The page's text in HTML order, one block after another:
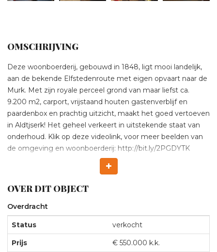
OMSCHRIJVING
Verkocht:
Eysingapad
10,
ALDTSJERK
Deze woonboerderij, gebouwd in 1848, ligt mooi landelijk,
aan de bekende Elfstedenroute met eigen opvaart naar de
Murk. Met zijn royale perceel grond van maar liefst ca.
9.200 m2, carport, vrijstaand houten gastenverblijf en
paardenbox en prachtig uitzicht, maakt het goed vertoeven
in Aldtjserk! Het geheel verkeert in uitstekende staat van
onderhoud. Klik op deze videolink, voor meer beelden van
de omgeving en woonboerderij: http://bit.ly/2PGDYTK
Begane grond: entree, hal, woonkamer met originele
bedstee-wand en houtkachel, woonkeuken met moderne
toilet, 1 slaapkamer, badkamer voorzien van douche, ligbad
en vaste wastafel, bijkeuken, inpandige schuur en stalling,
buitenberging, paardenbox en groentetuin met kas. Het
geheel is voorzien van een gasketel (huur).
OVER DIT OBJECT
Overdracht
Status verkocht
Prijs € 550.000 k.k.